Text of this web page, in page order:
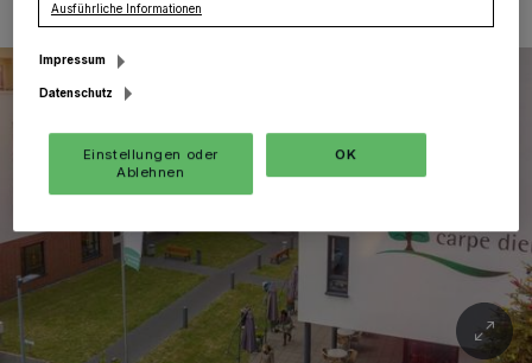
Ausführliche Informationen
Impressum
Datenschutz
Einstellungen oder
Ablehnen
OK